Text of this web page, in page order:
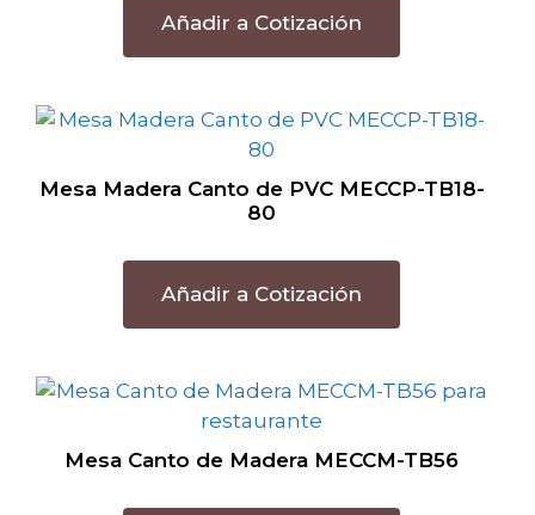
Añadir a Cotización
Mesa Madera Canto de PVC MECCP-TB18-
80
Añadir a Cotización
Mesa Canto de Madera MECCM-TB56